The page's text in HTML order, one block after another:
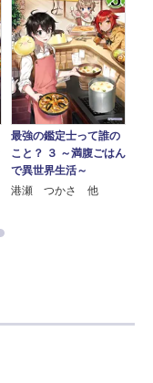
最強の鑑定士って誰の
こと？ ３ ～満腹ごはん
で異世界生活～
港瀬 つかさ 他